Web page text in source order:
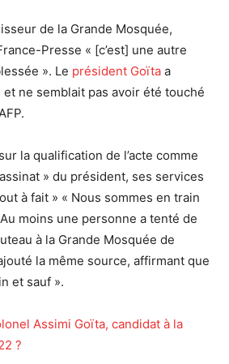
de la Grande Mosquée,
Presse « [c’est] une autre
». Le président Goïta a
ne semblait pas avoir été touché
la qualification de l’acte comme
» du président, ses services
à fait » « Nous sommes en train
moins une personne a tenté de
à la Grande Mosquée de
la même source, affirmant que
et sauf ».
Assimi Goïta, candidat à la
?